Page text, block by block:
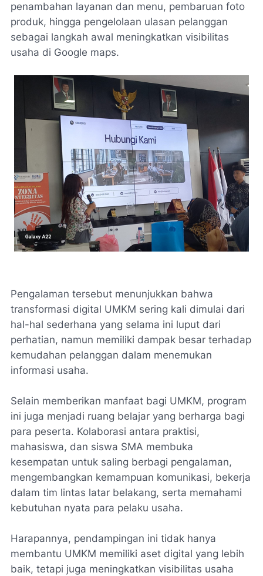
penambahan layanan dan menu, pembaruan foto
produk, hingga pengelolaan ulasan pelanggan
sebagai langkah awal meningkatkan visibilitas
usaha di Google maps.
Pengalaman tersebut menunjukkan bahwa
transformasi digital UMKM sering kali dimulai dari
hal-hal sederhana yang selama ini luput dari
perhatian, namun memiliki dampak besar terhadap
kemudahan pelanggan dalam menemukan
informasi usaha.
Selain memberikan manfaat bagi UMKM, program
ini juga menjadi ruang belajar yang berharga bagi
para peserta. Kolaborasi antara praktisi,
mahasiswa, dan siswa SMA membuka
kesempatan untuk saling berbagi pengalaman,
mengembangkan kemampuan komunikasi, bekerja
dalam tim lintas latar belakang, serta memahami
kebutuhan nyata para pelaku usaha.
Harapannya, pendampingan ini tidak hanya
membantu UMKM memiliki aset digital yang lebih
baik, tetapi juga meningkatkan visibilitas usaha